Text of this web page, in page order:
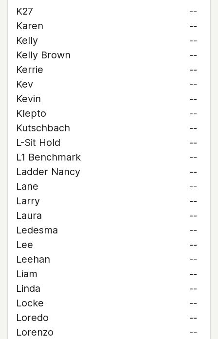
K27
--
Karen
--
Kelly
--
Kelly Brown
--
Kerrie
--
Kev
--
Kevin
--
Klepto
--
Kutschbach
--
L-Sit Hold
--
L1 Benchmark
--
Ladder Nancy
--
Lane
--
Larry
--
Laura
--
Ledesma
--
Lee
--
Leehan
--
Liam
--
Linda
--
Locke
--
Loredo
--
Lorenzo
--